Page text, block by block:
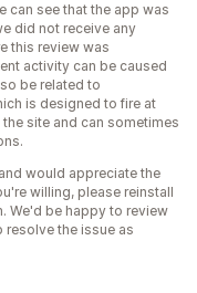
can see that the app was
did not receive any
this review was
activity can be caused
be related to
is designed to fire at
site and can sometimes
would appreciate the
willing, please reinstall
We'd be happy to review
resolve the issue as